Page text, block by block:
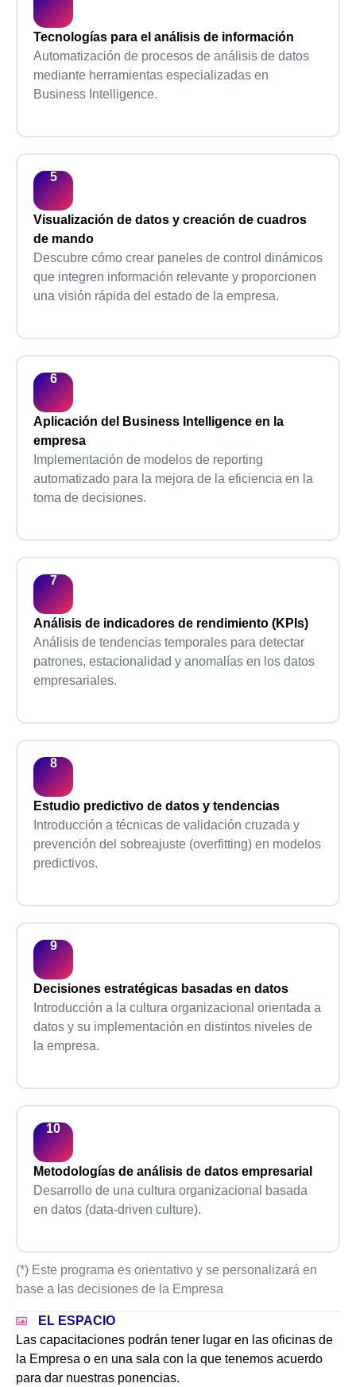
Tecnologías para el análisis de información
Automatización de procesos de análisis de datos
mediante herramientas especializadas en
Business Intelligence.
Visualización de datos y creación de cuadros
de mando
Descubre cómo crear paneles de control dinámicos
que integren información relevante y proporcionen
una visión rápida del estado de la empresa.
Aplicación del Business Intelligence en la
empresa
Implementación de modelos de reporting
automatizado para la mejora de la eficiencia en la
toma de decisiones.
Análisis de indicadores de rendimiento (KPIs)
Análisis de tendencias temporales para detectar
patrones, estacionalidad y anomalías en los datos
empresariales.
Estudio predictivo de datos y tendencias
Introducción a técnicas de validación cruzada y
prevención del sobreajuste (overfitting) en modelos
predictivos.
Decisiones estratégicas basadas en datos
Introducción a la cultura organizacional orientada a
datos y su implementación en distintos niveles de
la empresa.
Metodologías de análisis de datos empresarial
Desarrollo de una cultura organizacional basada
en datos (data-driven culture).
(*) Este programa es orientativo y se personalizará en
base a las decisiones de la Empresa
EL ESPACIO
Las capacitaciones podrán tener lugar en las oficinas de
la Empresa o en una sala con la que tenemos acuerdo
para dar nuestras ponencias.